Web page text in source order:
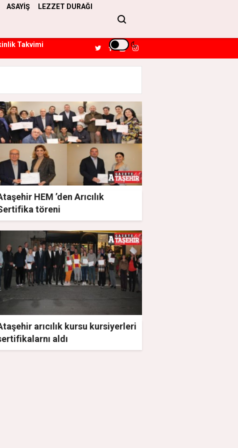
ASAYİŞ LEZZET DURAĞI
Takvimi
HEM ’den Arıcılık
töreni
arıcılık kursu kursiyerleri
aldı